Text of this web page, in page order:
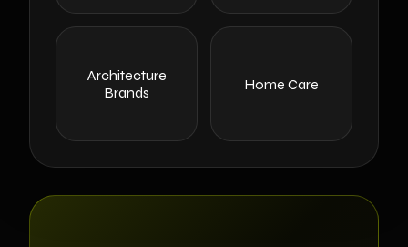
Architecture
Brands
Home Care